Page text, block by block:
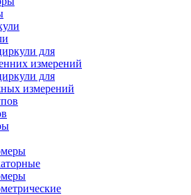
для
измерений
для
измерений